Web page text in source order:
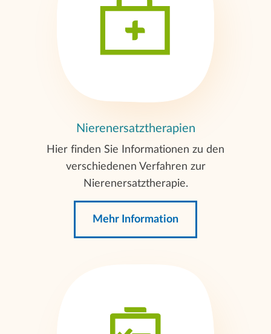
Nierenersatztherapien
Hier finden Sie Informationen zu den
verschiedenen Verfahren zur
Nierenersatztherapie.
Mehr Information